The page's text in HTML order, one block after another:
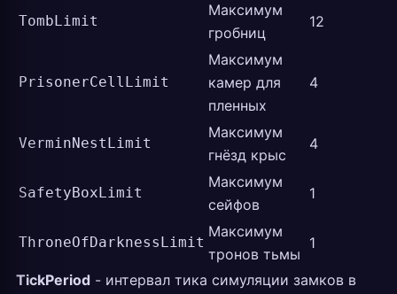
TombLimit
Максимум
гробниц
12
PrisonerCellLimit
Максимум
камер для
пленных
4
VerminNestLimit
Максимум
гнёзд крыс
4
SafetyBoxLimit
Максимум
сейфов
1
ThroneOfDarknessLimit
Максимум
тронов тьмы
1
TickPeriod - интервал тика симуляции замков в